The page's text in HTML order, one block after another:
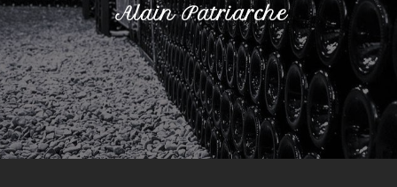
Alain Patriarche